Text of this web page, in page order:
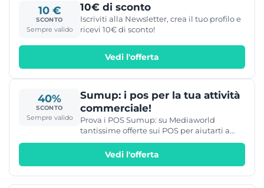
10 €
SCONTO
Sempre valido
10€ di sconto
Iscriviti alla Newsletter, crea il tuo profilo e
ricevi 10€ di sconto!
Vedi l'offerta
40%
SCONTO
Sempre valido
Sumup: i pos per la tua attività
commerciale!
Prova i POS Sumup: su Mediaworld
tantissime offerte sui POS per aiutarti a
gestire la tua attività commerciale!
Vedi l'offerta